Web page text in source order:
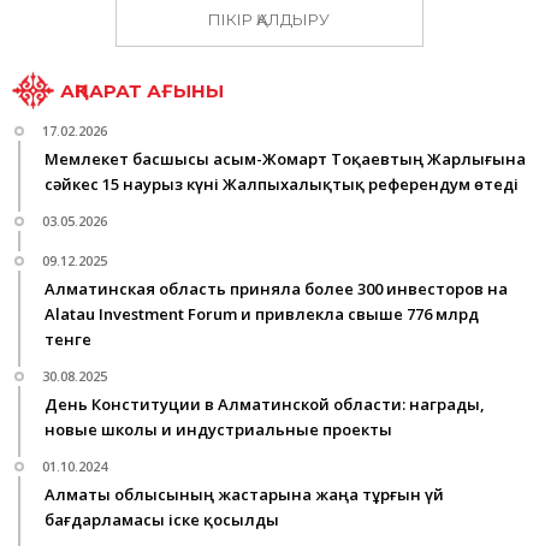
ПІКІР ҚАЛДЫРУ
АҚПАРАТ АҒЫНЫ
17.02.2026
Мемлекет басшысы Қасым-Жомарт Тоқаевтың Жарлығына
сәйкес 15 наурыз күні Жалпыхалықтық референдум өтеді
03.05.2026
09.12.2025
Алматинская область приняла более 300 инвесторов на
Alatau Investment Forum и привлекла свыше 776 млрд
тенге
30.08.2025
День Конституции в Алматинской области: награды,
новые школы и индустриальные проекты
01.10.2024
Алматы облысының жастарына жаңа тұрғын үй
бағдарламасы іске қосылды